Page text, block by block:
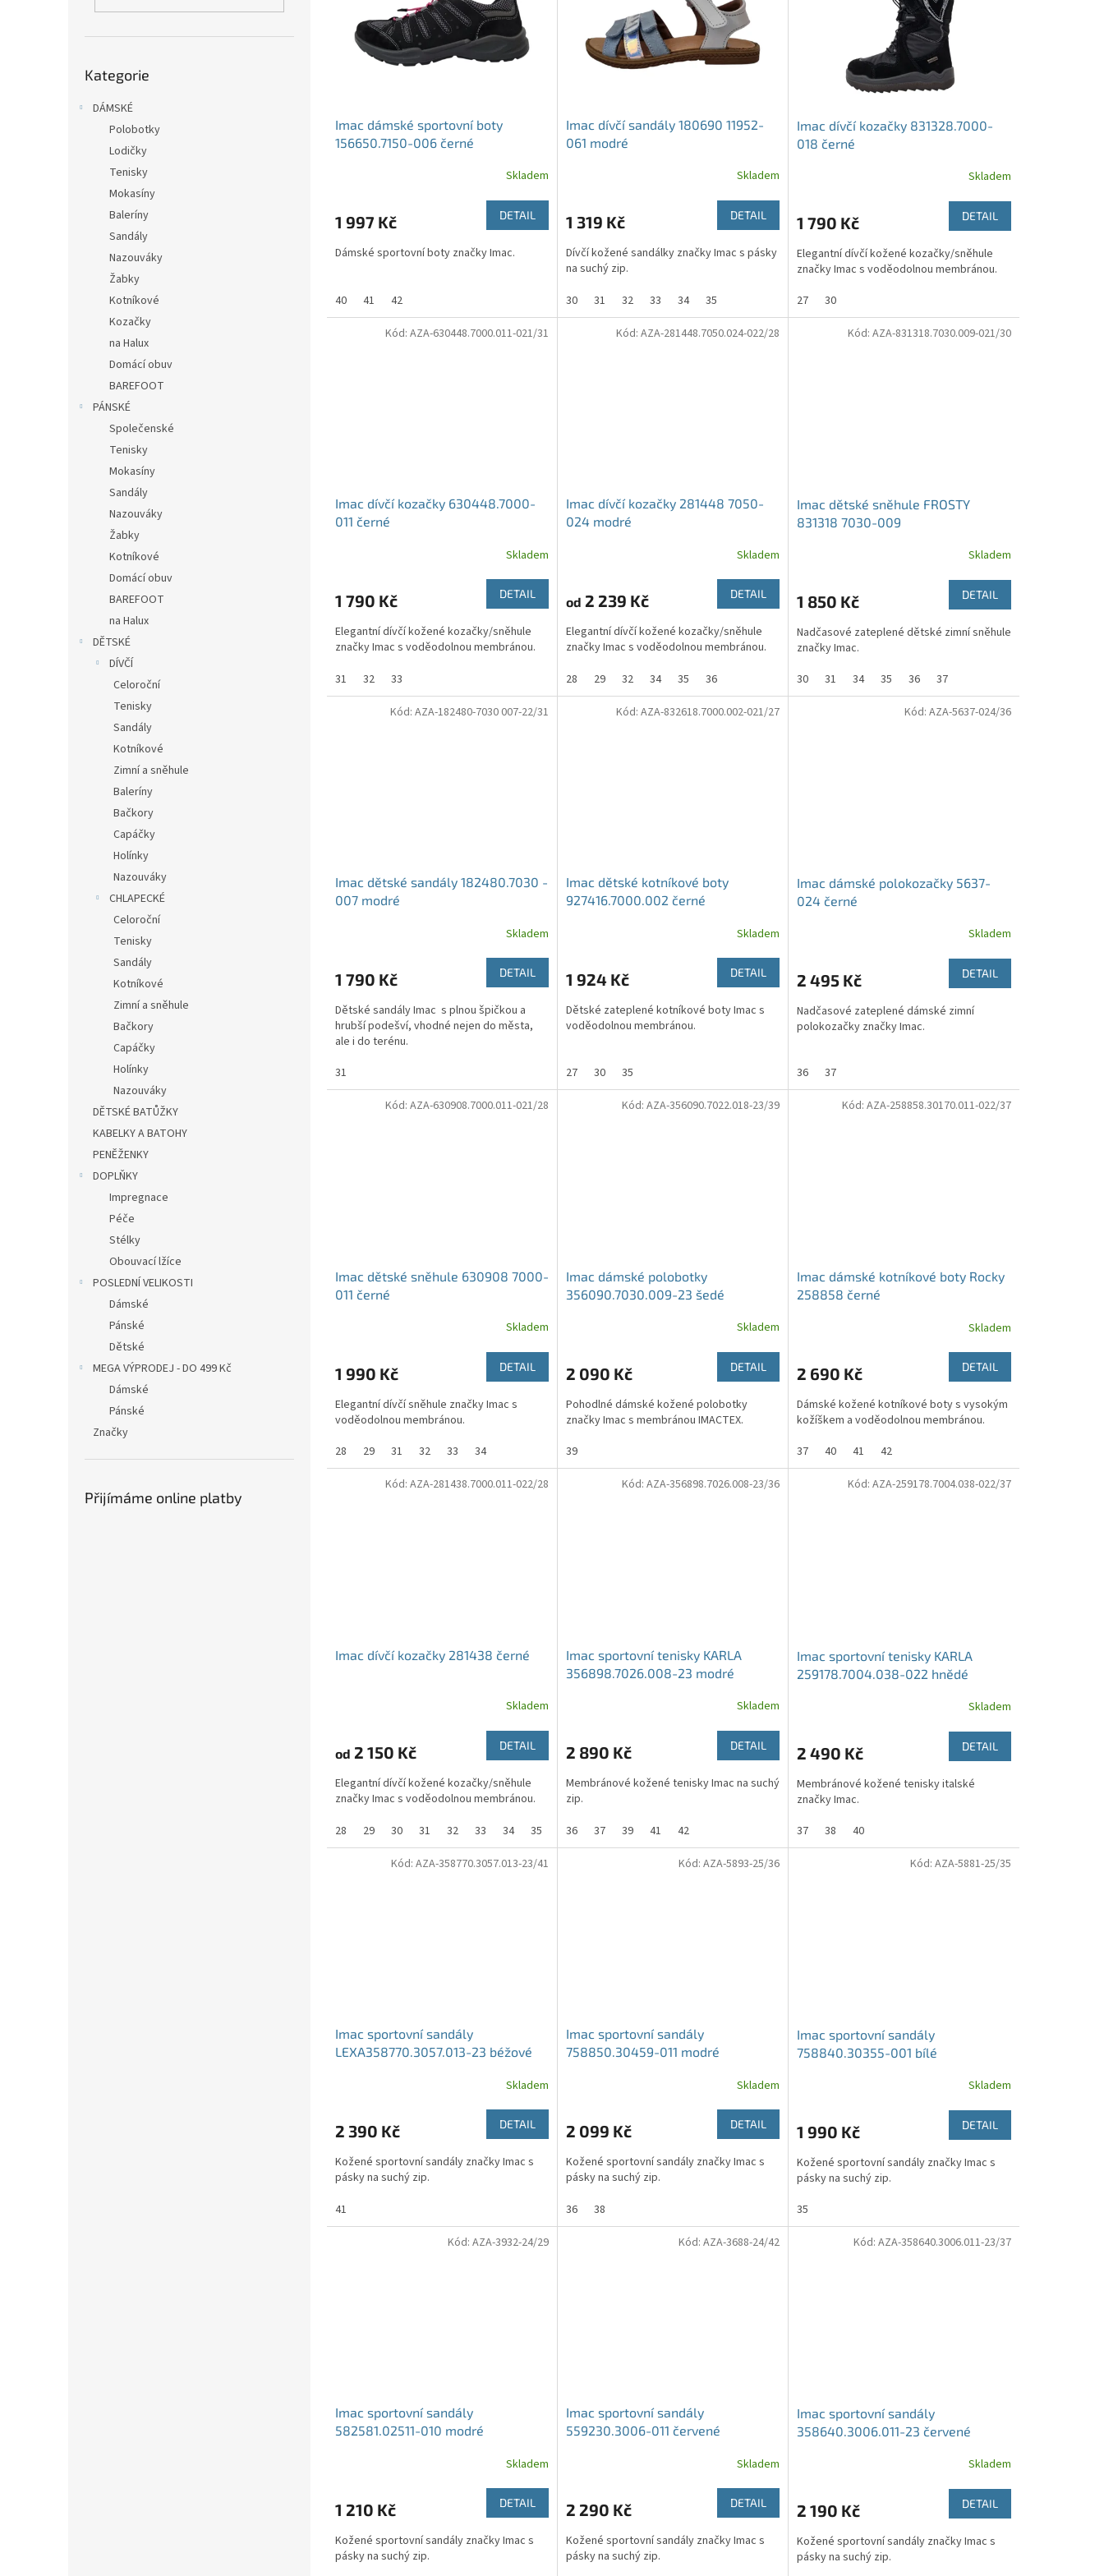
kategorie
Kategorie
DÁMSKÉ
Polobotky
Lodičky
Tenisky
Mokasíny
Baleríny
Sandály
Nazouváky
Žabky
Kotníkové
Kozačky
na Halux
Domácí obuv
BAREFOOT
PÁNSKÉ
Společenské
Tenisky
Mokasíny
Sandály
Nazouváky
Žabky
Kotníkové
Domácí obuv
BAREFOOT
na Halux
DĚTSKÉ
DÍVČÍ
Celoroční
Tenisky
Sandály
Kotníkové
Zimní a sněhule
Baleríny
Bačkory
Capáčky
Holínky
Nazouváky
CHLAPECKÉ
Celoroční
Tenisky
Sandály
Kotníkové
Zimní a sněhule
Bačkory
Capáčky
Holínky
Nazouváky
DĚTSKÉ BATŮŽKY
KABELKY A BATOHY
PENĚŽENKY
DOPLŇKY
Impregnace
Péče
Stélky
Obouvací lžíce
POSLEDNÍ VELIKOSTI
Dámské
Pánské
Dětské
MEGA VÝPRODEJ - DO 499 Kč
Dámské
Pánské
Značky
Přijímáme online platby
Imac dámské sportovní boty
156650.7150-006 černé
Skladem
1 997 Kč DETAIL
Dámské sportovní boty značky Imac.
40 41 42
Imac dívčí sandály 180690 11952-
061 modré
Skladem
1 319 Kč DETAIL
Dívčí kožené sandálky značky Imac s pásky
na suchý zip.
30
31 32 33 34 35
Imac dívčí kozačky 831328.7000-
018 černé
Skladem
1 790 Kč DETAIL
Elegantní dívčí kožené kozačky/sněhule
značky Imac s voděodolnou membránou.
27
30
Imac dívčí kozačky 630448.7000-
011 černé
Skladem
1 790 Kč DETAIL
Elegantní dívčí kožené kozačky/sněhule
značky Imac s voděodolnou membránou.
31
32 33
Kód: AZA-630448.7000.011-021/31
Imac dívčí kozačky 281448 7050-
024 modré
Skladem
od 2 239 Kč DETAIL
Elegantní dívčí kožené kozačky/sněhule
značky Imac s voděodolnou membránou.
28
29 32 34 35 36
Kód: AZA-281448.7050.024-022/28
Imac dětské sněhule FROSTY
831318 7030-009
Skladem
1 850 Kč DETAIL
Nadčasové zateplené dětské zimní sněhule
značky Imac.
30
31 34 35 36 37
Kód: AZA-831318.7030.009-021/30
Imac dětské sandály 182480.7030 -
007 modré
Skladem
1 790 Kč DETAIL
Dětské sandály Imac s plnou špičkou a
hrubší podešví, vhodné nejen do města,
ale i do terénu.
31
Kód: AZA-182480-7030 007-22/31
Imac dětské kotníkové boty
927416.7000.002 černé
Skladem
1 924 Kč DETAIL
Dětské zateplené kotníkové boty Imac s
voděodolnou membránou.
27 30 35
Kód: AZA-832618.7000.002-021/27
Imac dámské polokozačky 5637-
024 černé
Skladem
2 495 Kč DETAIL
Nadčasové zateplené dámské zimní
polokozačky značky Imac.
36 37
Kód: AZA-5637-024/36
Imac dětské sněhule 630908 7000-
011 černé
Skladem
1 990 Kč DETAIL
Elegantní dívčí sněhule značky Imac s
voděodolnou membránou.
28
29 31 32 33 34
Kód: AZA-630908.7000.011-021/28
Imac dámské polobotky
356090.7030.009-23 šedé
Skladem
2 090 Kč DETAIL
Pohodlné dámské kožené polobotky
značky Imac s membránou IMACTEX.
39
Kód: AZA-356090.7022.018-23/39
Imac dámské kotníkové boty Rocky
258858 černé
Skladem
2 690 Kč DETAIL
Dámské kožené kotníkové boty s vysokým
kožíškem a voděodolnou membránou.
37
40 41 42
Kód: AZA-258858.30170.011-022/37
Imac dívčí kozačky 281438 černé
Skladem
od 2 150 Kč DETAIL
Elegantní dívčí kožené kozačky/sněhule
značky Imac s voděodolnou membránou.
28
29 30 31 32 33 34 35 38
Kód: AZA-281438.7000.011-022/28
Imac sportovní tenisky KARLA
356898.7026.008-23 modré
Skladem
2 890 Kč DETAIL
Membránové kožené tenisky Imac na suchý
zip.
36
37 39 41 42
Kód: AZA-356898.7026.008-23/36
Imac sportovní tenisky KARLA
259178.7004.038-022 hnědé
Skladem
2 490 Kč DETAIL
Membránové kožené tenisky italské
značky Imac.
37
38 40
Kód: AZA-259178.7004.038-022/37
Imac sportovní sandály
LEXA358770.3057.013-23 béžové
Skladem
2 390 Kč DETAIL
Kožené sportovní sandály značky Imac s
pásky na suchý zip.
41
Kód: AZA-358770.3057.013-23/41
Imac sportovní sandály
758850.30459-011 modré
Skladem
2 099 Kč DETAIL
Kožené sportovní sandály značky Imac s
pásky na suchý zip.
36
38
Kód: AZA-5893-25/36
Imac sportovní sandály
758840.30355-001 bílé
Skladem
1 990 Kč DETAIL
Kožené sportovní sandály značky Imac s
pásky na suchý zip.
35
Kód: AZA-5881-25/35
Imac sportovní sandály
582581.02511-010 modré
Skladem
1 210 Kč DETAIL
Kožené sportovní sandály značky Imac s
pásky na suchý zip.
Kód: AZA-3932-24/29
Imac sportovní sandály
559230.3006-011 červené
Skladem
2 290 Kč DETAIL
Kožené sportovní sandály značky Imac s
pásky na suchý zip.
Kód: AZA-3688-24/42
Imac sportovní sandály
358640.3006.011-23 červené
Skladem
2 190 Kč DETAIL
Kožené sportovní sandály značky Imac s
pásky na suchý zip.
Kód: AZA-358640.3006.011-23/37